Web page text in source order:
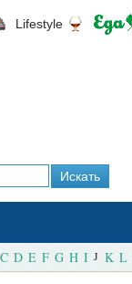
Lifestyle
C D E F G H I J K L